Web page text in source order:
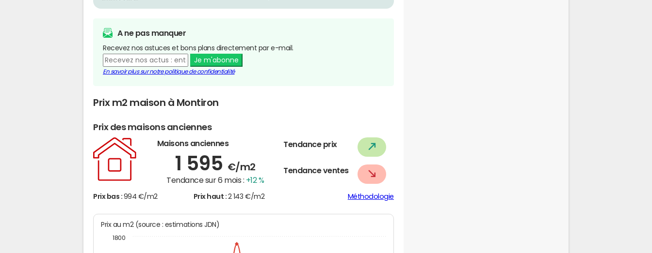
A ne pas manquer
Recevez nos astuces et bons plans directement par e-mail.
Je m'abonne
En savoir plus sur notre politique de confidentialité
Prix m2 maison à Montiron
Prix des maisons anciennes
Maisons anciennes
1 595 €/m2
Tendance sur 6 mois : +12 %
Tendance prix
Tendance ventes
Prix bas : 994 €/m2 Prix haut : 2 143 €/m2 Méthodologie
Prix au m2 (source : estimations JDN)
1800